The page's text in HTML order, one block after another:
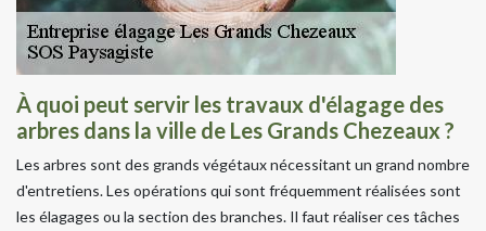
À quoi peut servir les travaux d'élagage des
arbres dans la ville de Les Grands Chezeaux ?
Les arbres sont des grands végétaux nécessitant un grand nombre
d'entretiens. Les opérations qui sont fréquemment réalisées sont
les élagages ou la section des branches. Il faut réaliser ces tâches